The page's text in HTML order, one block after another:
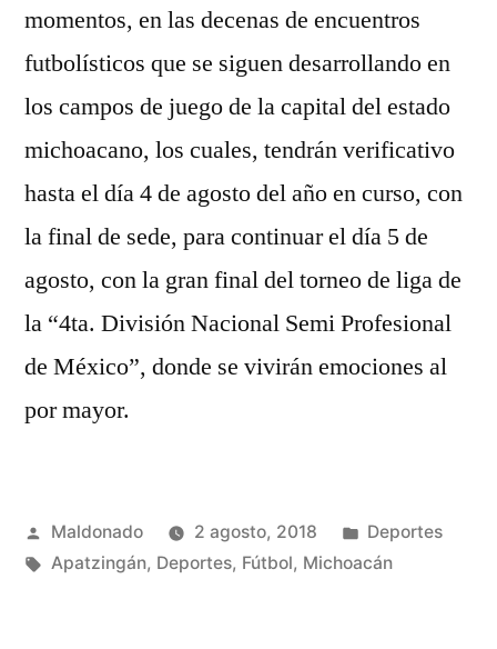
momentos, en las decenas de encuentros
futbolísticos que se siguen desarrollando en
los campos de juego de la capital del estado
michoacano, los cuales, tendrán verificativo
hasta el día 4 de agosto del año en curso, con
la final de sede, para continuar el día 5 de
agosto, con la gran final del torneo de liga de
la “4ta. División Nacional Semi Profesional
de México”, donde se vivirán emociones al
por mayor.
Publicado
por
Maldonado 2 agosto, 2018
Publicada
en
Deportes
Etiquetas:
Apatzingán, Deportes, Fútbol, Michoacán